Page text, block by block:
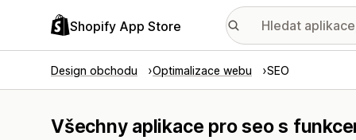
Shopify App Store
Design obchodu Optimalizace webu SEO
Všechny aplikace pro seo s